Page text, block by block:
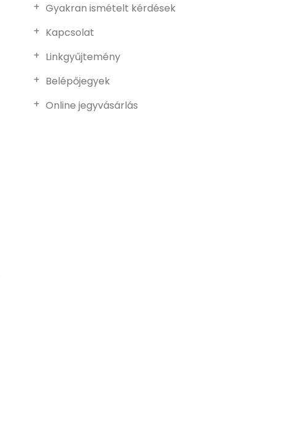
Gyakran ismételt kérdések
Kapcsolat
Linkgyűjtemény
Belépőjegyek
Online jegyvásárlás